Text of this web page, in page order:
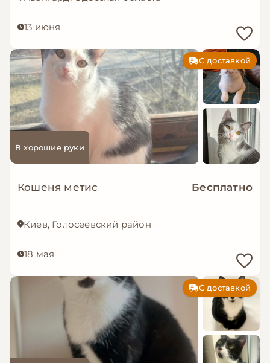
13 июня
С доставкой
В хорошие руки
Кошеня метис Бесплатно
Киев, Голосеевский район
18 мая
С доставкой